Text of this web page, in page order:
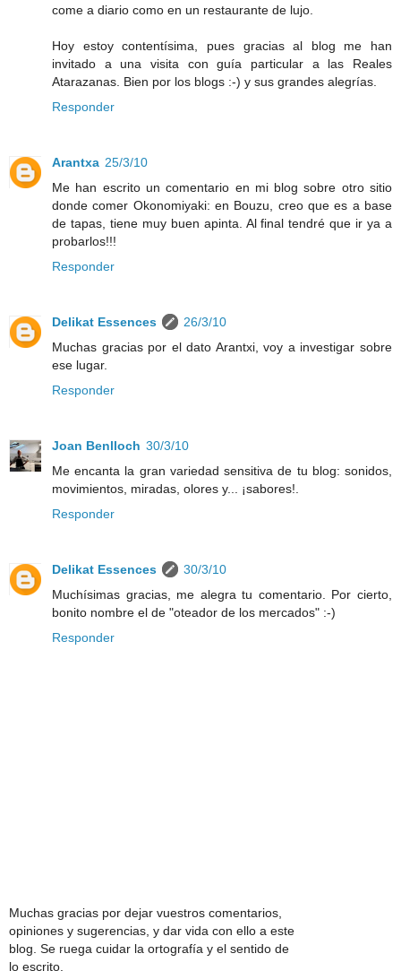
come a diario como en un restaurante de lujo.
Hoy estoy contentísima, pues gracias al blog me han
invitado a una visita con guía particular a las Reales
Atarazanas. Bien por los blogs :-) y sus grandes alegrías.
Responder
Arantxa 25/3/10
Me han escrito un comentario en mi blog sobre otro sitio
donde comer Okonomiyaki: en Bouzu, creo que es a base
de tapas, tiene muy buen apinta. Al final tendré que ir ya a
probarlos!!!
Responder
Delikat Essences
26/3/10
Muchas gracias por el dato Arantxi, voy a investigar sobre
ese lugar.
Responder
Joan Benlloch 30/3/10
Me encanta la gran variedad sensitiva de tu blog: sonidos,
movimientos, miradas, olores y... ¡sabores!.
Responder
Delikat Essences
30/3/10
Muchísimas gracias, me alegra tu comentario. Por cierto,
bonito nombre el de "oteador de los mercados" :-)
Responder
Muchas gracias por dejar vuestros comentarios,
opiniones y sugerencias, y dar vida con ello a este
blog. Se ruega cuidar la ortografía y el sentido de
lo escrito.